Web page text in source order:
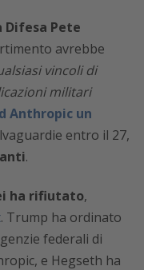
Pete
avrebbe
vincoli di
militari
Anthropic un
entro il 27,
.
ha rifiutato,
. Trump ha ordinato
federali di
e Hegseth ha